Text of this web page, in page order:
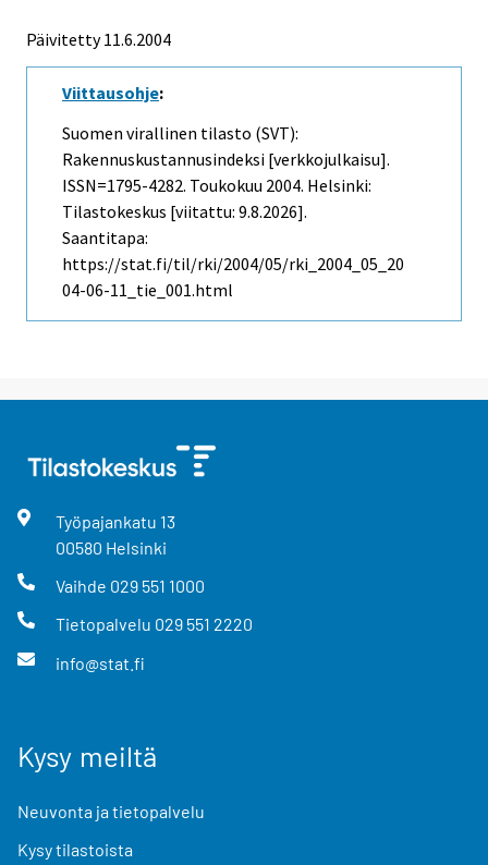
Päivitetty11.6.2004
Viittausohje:
Suomen virallinen tilasto (SVT):
Rakennuskustannusindeksi [verkkojulkaisu].
ISSN=1795-4282. Toukokuu 2004. Helsinki:
Tilastokeskus [viitattu: 9.8.2026].
Saantitapa:
https://stat.fi/til/rki/2004/05/rki_2004_05_20
04-06-11_tie_001.html
Työpajankatu 13
00580 Helsinki
Vaihde 029 551 1000
Tietopalvelu 029 551 2220
info@stat.fi
Kysy meiltä
Neuvonta ja tietopalvelu
Kysy tilastoista